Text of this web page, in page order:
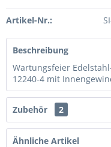
Artikel-Nr.:
Beschreibung
Wartungsfeier
12240-4 mit
Zubehör 2
Ähnliche Artikel